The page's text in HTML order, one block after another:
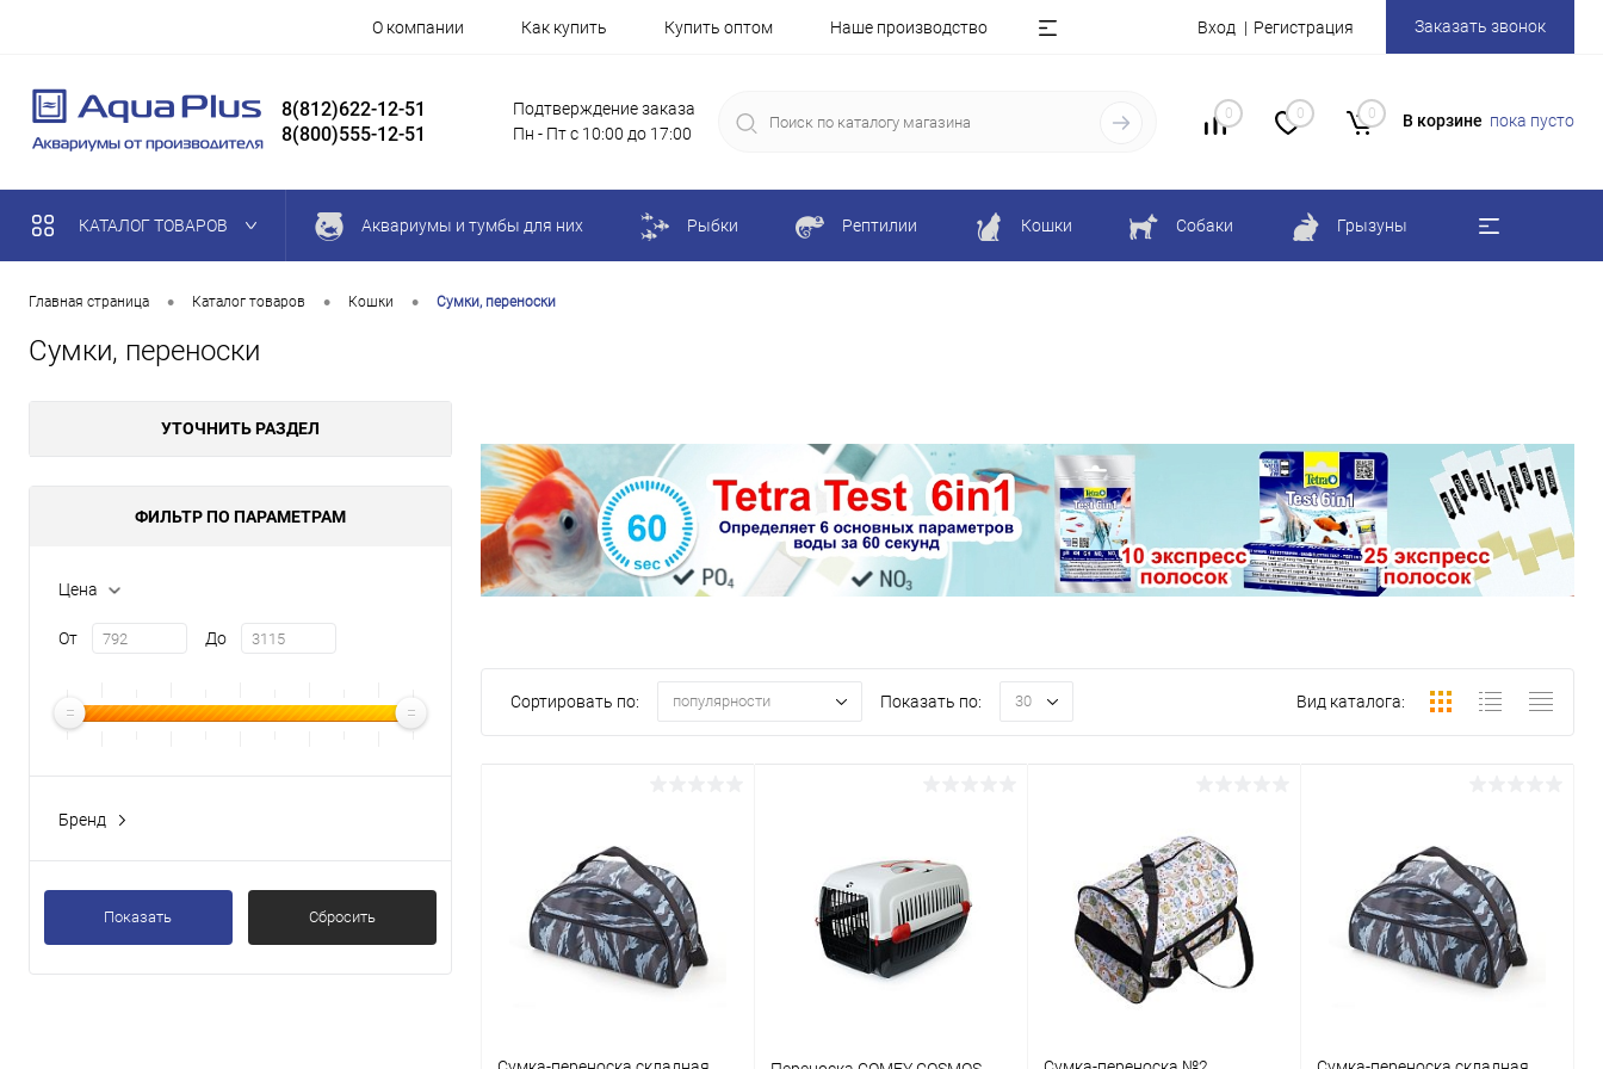
О компании Как купить Купить оптом Наше производство Вход Регистрация Заказать звонок
8(812)622-12-51
8(800)555-12-51
Подтверждение заказа
Пн - Пт с 10:00 до 17:00
0 0 0 В корзине пока пусто
КАТАЛОГ ТОВАРОВ Аквариумы и тумбы для них Рыбки Рептилии Кошки Собаки Грызуны
Главная страница • Каталог товаров • Кошки • Сумки, переноски
Сумки, переноски
УТОЧНИТЬ РАЗДЕЛ
ФИЛЬТР ПО ПАРАМЕТРАМ
Цена
От До
Бренд
Показать Сбросить
Сортировать по: популярности Показать по: 30 Вид каталога: